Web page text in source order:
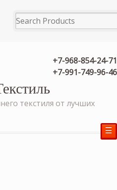
+7-968-854-24-71
+7-991-749-96-46
текстиля от лучших
☰